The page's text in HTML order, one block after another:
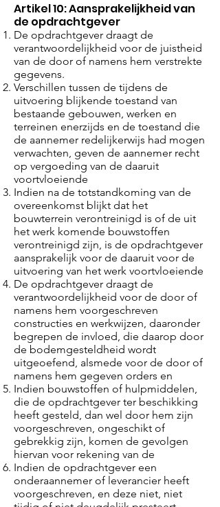
Artikel 10: Aansprakelijkheid van
de opdrachtgever
De opdrachtgever draagt de
verantwoordelijkheid voor de juistheid
van de door of namens hem verstrekte
gegevens.
Verschillen tussen de tijdens de
uitvoering blijkende toestand van
bestaande gebouwen, werken en
terreinen enerzijds en de toestand die
de aannemer redelijkerwijs had mogen
verwachten, geven de aannemer recht
op vergoeding van de daaruit
voortvloeiende
Indien na de totstandkoming van de
overeenkomst blijkt dat het
bouwterrein verontreinigd is of de uit
het werk komende bouwstoffen
verontreinigd zijn, is de opdrachtgever
aansprakelijk voor de daaruit voor de
uitvoering van het werk voortvloeiende
De opdrachtgever draagt de
verantwoordelijkheid voor de door of
namens hem voorgeschreven
constructies en werkwijzen, daaronder
begrepen de invloed, die daarop door
de bodemgesteldheid wordt
uitgeoefend, alsmede voor de door of
namens hem gegeven orders en
Indien bouwstoffen of hulpmiddelen,
die de opdrachtgever ter beschikking
heeft gesteld, dan wel door hem zijn
voorgeschreven, ongeschikt of
gebrekkig zijn, komen de gevolgen
hiervan voor rekening van de
Indien de opdrachtgever een
onderaannemer of leverancier heeft
voorgeschreven, en deze niet, niet